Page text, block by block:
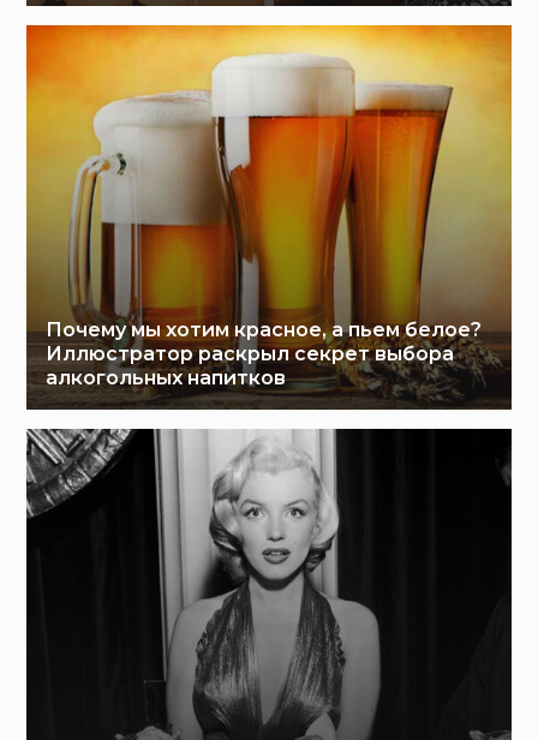
Почему мы хотим красное, а пьем белое?
Иллюстратор раскрыл секрет выбора
алкогольных напитков